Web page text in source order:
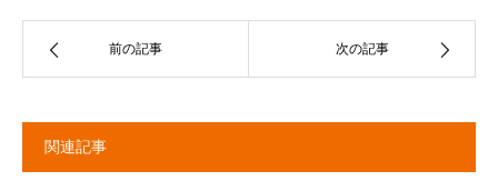
前の記事 次の記事
関連記事